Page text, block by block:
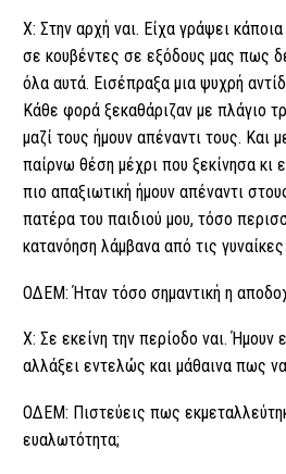
Χ: Στην αρχή ναι. Είχα γράψει
σε κουβέντες σε εξόδους μας πως
όλα αυτά. Εισέπραξα μια ψυχρή
Κάθε φορά ξεκαθάριζαν με πλάγιο
μαζί τους ήμουν απέναντι τους. Και
παίρνω θέση μέχρι που ξεκίνησα
πιο απαξιωτική ήμουν απέναντι
πατέρα του παιδιού μου, τόσο
κατανόηση λάμβανα από τις
ΟΔΕΜ: Ήταν τόσο σημαντική η
Χ: Σε εκείνη την περίοδο ναι. Ήμουν
αλλάξει εντελώς και μάθαινα πως
ΟΔΕΜ: Πιστεύεις πως
ευαλωτότητα;